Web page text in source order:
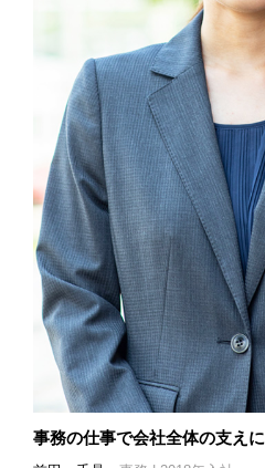
事務の仕事で会社全体の支えに